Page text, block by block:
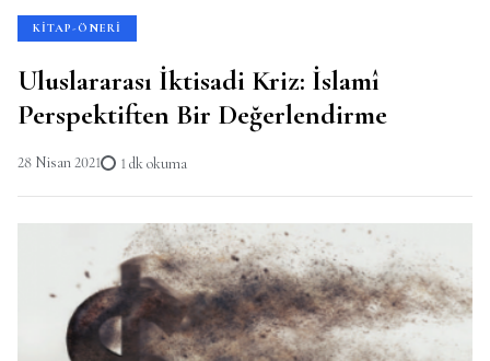
KITAP-ÖNERI
Uluslararası İktisadi Kriz: İslamî
Perspektiften Bir Değerlendirme
28 Nisan 2021 1 dk okuma